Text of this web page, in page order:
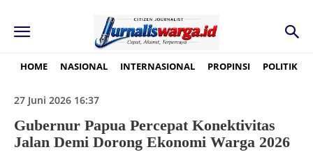
HOME NASIONAL INTERNASIONAL PROPINSI POLITIK
27 Juni 2026 16:37
Gubernur Papua Percepat Konektivitas
Jalan Demi Dorong Ekonomi Warga 2026